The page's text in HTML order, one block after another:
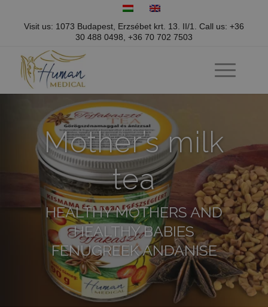
Visit us: 1073 Budapest, Erzsébet krt. 13. II/1. Call us: +36
30 488 0498 +36 70 702 7503
Mother’s milk
tea
HEALTHY MOTHERS AND
HEALTHY BABIES
FENUGREEK ANDANISE